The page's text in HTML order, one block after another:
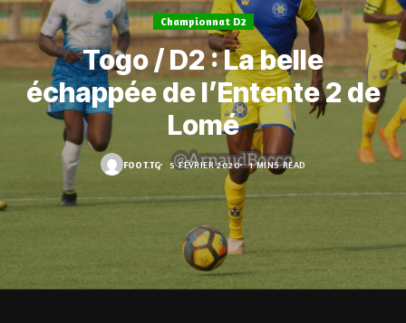
Championnat D2
Togo / D2 : La belle
échappée de l’Entente 2 de
Lomé
FOOT.TG 5 FÉVRIER 2020 1 MINS READ